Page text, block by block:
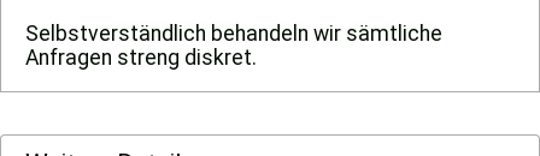
Selbstverständlich behandeln wir sämtliche
Anfragen streng diskret.